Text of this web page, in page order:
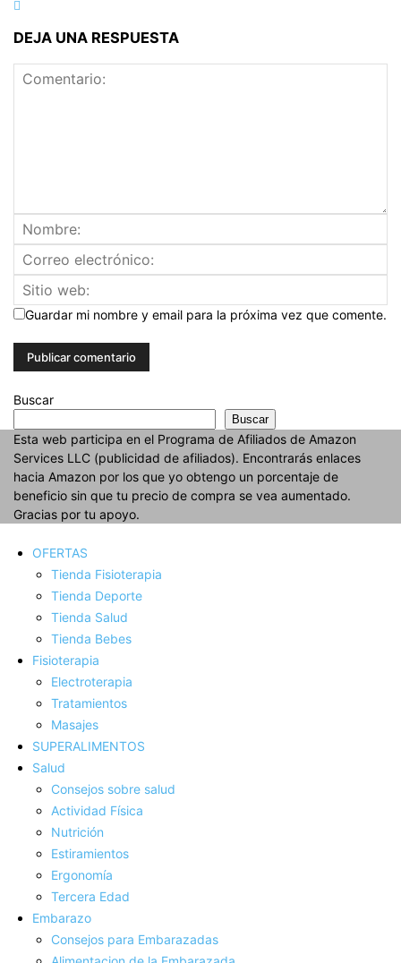
DEJA UNA RESPUESTA
Guardar mi nombre y email para la próxima vez que comente.
Buscar
Buscar
Esta web participa en el Programa de Afiliados de Amazon
Services LLC (publicidad de afiliados). Encontrarás enlaces
hacia Amazon por los que yo obtengo un porcentaje de
beneficio sin que tu precio de compra se vea aumentado.
Gracias por tu apoyo.
OFERTAS
Tienda Fisioterapia
Tienda Deporte
Tienda Salud
Tienda Bebes
Fisioterapia
Electroterapia
Tratamientos
Masajes
SUPERALIMENTOS
Salud
Consejos sobre salud
Actividad Fí­sica
Nutrición
Estiramientos
Ergonomí­a
Tercera Edad
Embarazo
Consejos para Embarazadas